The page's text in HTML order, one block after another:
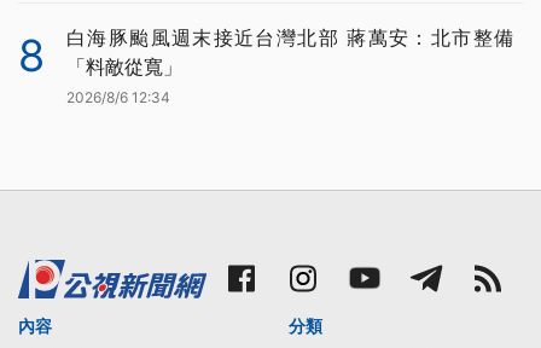
8
白海豚颱風週末接近台灣北部 蔣萬安：北市整備
「料敵從寬」
2026/8/6 12:34
內容
分類